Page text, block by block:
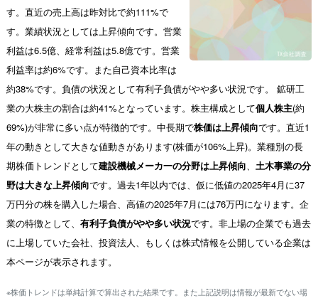
す。直近の売上高は昨対比で約111%で
す。業績状況としては上昇傾向です。営業
利益は6.5億、経常利益は5.8億です。営業
利益率は約6%です。また自己資本比率は
約38%です。負債の状況として有利子負債がやや多い状況です。 鉱研工
業の大株主の割合は約41%となっています。株主構成として個人株主(約
69%)が非常に多い点が特徴的です。中長期で株価は上昇傾向です。直近1
年の動きとして大きな値動きがあります(株価が106%上昇)。業種別の長
期株価トレンドとして建設機械メーカ一の分野は上昇傾向、 土木事業の分
野は大きな上昇傾向です。過去1年以内では、仮に低値の2025年4月に37
万円分の株を購入した場合、高値の2025年7月には76万円になります。企
業の特徴として、 有利子負債がやや多い状況です。非上場の企業でも過去
に上場していた会社、投資法人、もしくは株式情報を公開している企業は
本ページが表示されます。
※株価トレンドは単純計算で算出された結果です。また上記説明は情報が最新でない場